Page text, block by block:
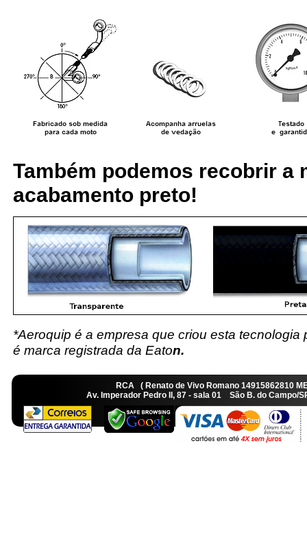
Também podemos recobrir a
acabamento preto!
*Aeroquip é a empresa que criou esta
é marca registrada da Eaton.
RCA ( Renato de Vivo Romano
Av. Imperador Pedro II, 87 - sala 01 São B. do